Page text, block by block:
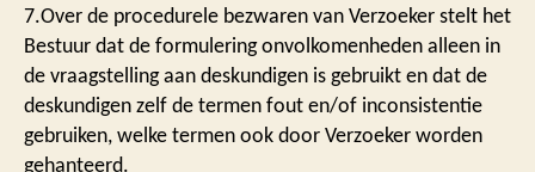
7.Over de procedurele bezwaren van Verzoeker stelt het
Bestuur dat de formulering onvolkomenheden alleen in
de vraagstelling aan deskundigen is gebruikt en dat de
deskundigen zelf de termen fout en/of inconsistentie
gebruiken, welke termen ook door Verzoeker worden
gehanteerd.